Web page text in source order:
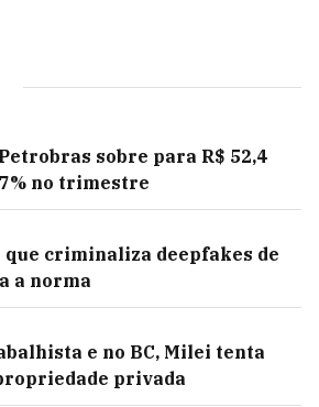
sobre para R$ 52,4
no trimestre
criminaliza deepfakes de
a norma
e no BC, Milei tenta
privada